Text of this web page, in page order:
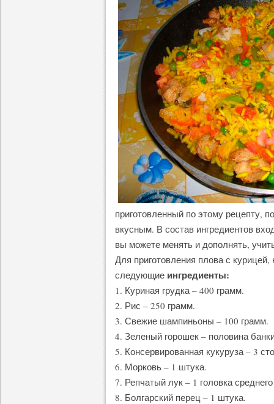
приготовленный по этому рецепту,
вкусным. В состав ингредиентов
вы можете менять и дополнять,
Для приготовления плова с
следующие ингредиенты:
1. Куриная грудка – 400 грамм.
2. Рис – 250 грамм.
3. Свежие шампиньоны – 100 грамм.
4. Зеленый горошек – половина
5. Консервированная кукуруза – 3
6. Морковь – 1 штука.
7. Репчатый лук – 1 головка
8. Болгарский перец – 1 штука.